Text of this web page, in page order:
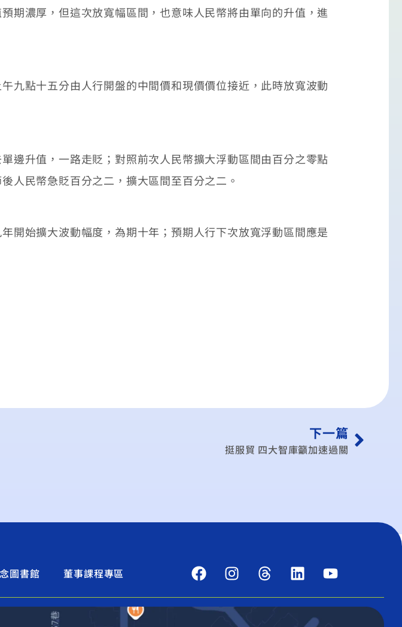
濃厚，但這次放寬幅區間，也意味人民幣將由單向的升值，進
點十五分由人行開盤的中間價和現價價位接近，此時放寬波動
升值，一路走貶；對照前次人民幣擴大浮動區間由百分之零點
人民幣急貶百分之二，擴大區間至百分之二。
始擴大波動幅度，為期十年；預期人行下次放寬浮動區間應是
下一篇
挺服貿 四大智庫籲加速過關
圖書館 董事課程專區